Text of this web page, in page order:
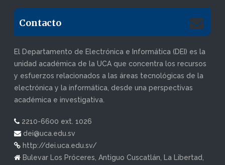
Contacto
El Departamento de Electrónica e Informática (DEI) es la
unidad académica de la UCA que concentra los recursos
y esfuerzos relacionados a las áreas tecnológicas de la
electrónica y la informática, desde una perspectivas
académica e investigativa.
2210-6600 ext. 1026
dei@uca.edu.sv
http://dei.uca.edu.sv/
Bulevar Los Próceres, Antiguo Cuscatlán, La Libertad,